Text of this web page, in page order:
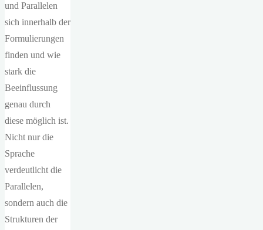
und Parallelen
sich innerhalb der
Formulierungen
finden und wie
stark die
Beeinflussung
genau durch
diese möglich ist.
Nicht nur die
Sprache
verdeutlicht die
Parallelen,
sondern auch die
Strukturen der